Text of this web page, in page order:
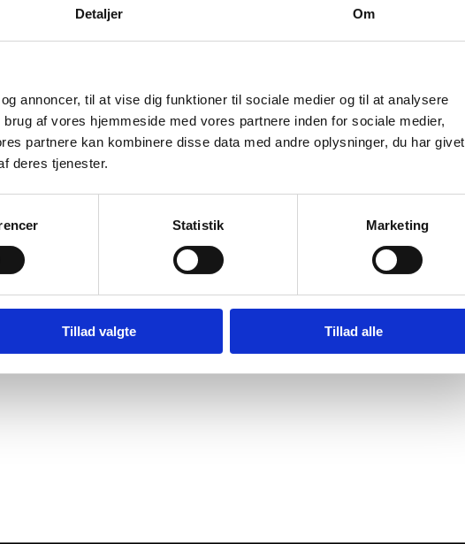
Detaljer Om
annoncer, til at vise dig funktioner til sociale medier og til at analysere
af vores hjemmeside med vores partnere inden for sociale medier,
partnere kan kombinere disse data med andre oplysninger, du har givet
deres tjenester.
Statistik Marketing
Tillad valgte Tillad alle